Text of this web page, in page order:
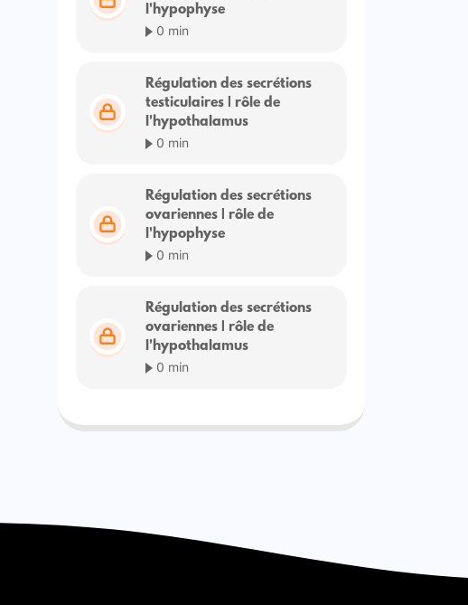
l'hypophyse
0 min
Régulation des secrétions
testiculaires | rôle de
l'hypothalamus
0 min
Régulation des secrétions
ovariennes | rôle de
l'hypophyse
0 min
Régulation des secrétions
ovariennes | rôle de
l'hypothalamus
0 min